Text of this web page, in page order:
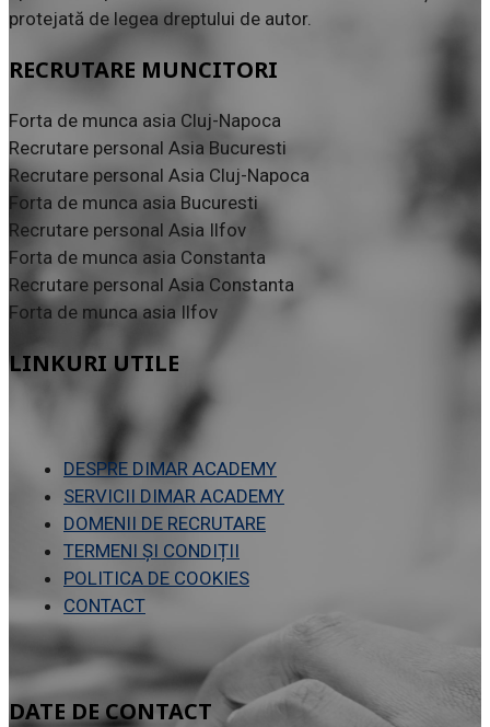
protejată de legea dreptului de autor.
RECRUTARE MUNCITORI
Forta de munca asia Cluj-Napoca
Recrutare personal Asia Bucuresti
Recrutare personal Asia Cluj-Napoca
Forta de munca asia Bucuresti
Recrutare personal Asia Ilfov
Forta de munca asia Constanta
Recrutare personal Asia Constanta
Forta de munca asia Ilfov
LINKURI UTILE
DESPRE DIMAR ACADEMY
SERVICII DIMAR ACADEMY
DOMENII DE RECRUTARE
TERMENI ȘI CONDIȚII
POLITICA DE COOKIES
CONTACT
DATE DE CONTACT